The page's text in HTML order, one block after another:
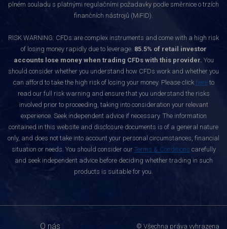
plném souladu s platnými regulačními požadavky podle směrnice o trzích
finančních nástrojů (MiFID).
RISK WARNING: CFDs are complex instruments and come with a high risk
of losing money rapidly due to leverage. 85.5% of retail investor
accounts lose money when trading CFDs with this provider. You
should consider whether you understand how CFDs work and whether you
can afford to take the high risk of losing your money. Please click hereto
read our full risk warning and ensure that you understand the risks
involved prior to proceeding, taking into consideration your relevant
experience. Seek independent advice if necessary. The information
contained in this website and disclosure documents is of a general nature
only, and does not take into account your personal circumstances, financial
situation or needs. You should consider our Terms & Conditions carefully
and seek independent advice before deciding whether trading in such
products is suitable for you.
O nás © Všechna práva vyhrazena